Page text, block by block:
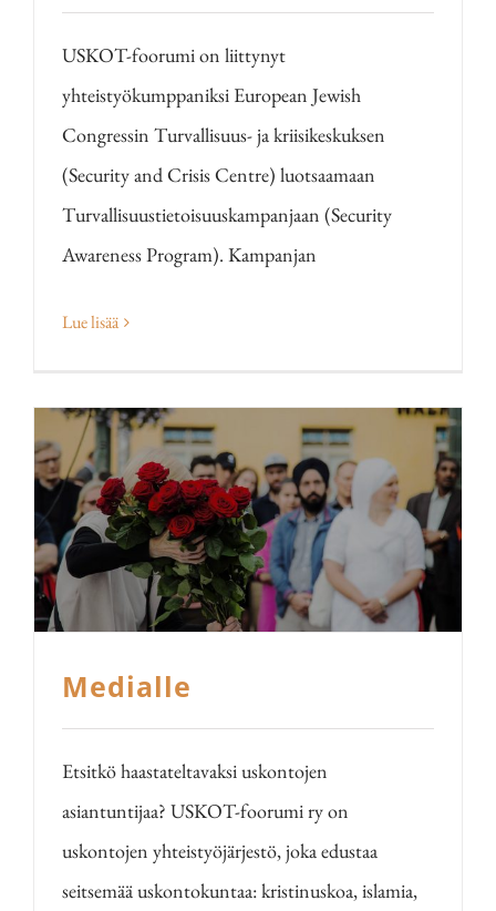
USKOT-foorumi on liittynyt
yhteistyökumppaniksi European Jewish
Congressin Turvallisuus- ja kriisikeskuksen
(Security and Crisis Centre) luotsaamaan
Turvallisuustietoisuuskampanjaan (Security
Awareness Program). Kampanjan
Lue lisää
Medialle
Etsitkö haastateltavaksi uskontojen
asiantuntijaa? USKOT-foorumi ry on
uskontojen yhteistyöjärjestö, joka edustaa
seitsemää uskontokuntaa: kristinuskoa, islamia,